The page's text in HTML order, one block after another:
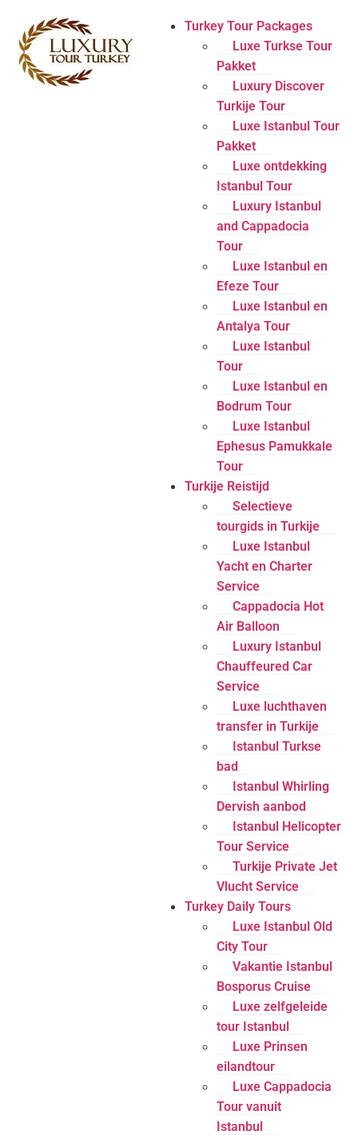
Turkey Tour Packages
Luxe Turkse Tour
Pakket
Luxury Discover
Turkije Tour
Luxe Istanbul Tour
Pakket
Luxe ontdekking
Istanbul Tour
Luxury Istanbul
and Cappadocia
Tour
Luxe Istanbul en
Efeze Tour
Luxe Istanbul en
Antalya Tour
Luxe Istanbul
Tour
Luxe Istanbul en
Bodrum Tour
Luxe Istanbul
Ephesus Pamukkale
Tour
Turkije Reistijd
Selectieve
tourgids in Turkije
Luxe Istanbul
Yacht en Charter
Service
Cappadocia Hot
Air Balloon
Luxury Istanbul
Chauffeured Car
Service
Luxe luchthaven
transfer in Turkije
Istanbul Turkse
bad
Istanbul Whirling
Dervish aanbod
Istanbul Helicopter
Tour Service
Turkije Private Jet
Vlucht Service
Turkey Daily Tours
Luxe Istanbul Old
City Tour
Vakantie Istanbul
Bosporus Cruise
Luxe zelfgeleide
tour Istanbul
Luxe Prinsen
eilandtour
Luxe Cappadocia
Tour vanuit
Istanbul